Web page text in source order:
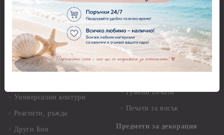
Бои за стъкло, керамика и
стирофом
Бои за коприна и текстил
Бои за свещи Cadence
Универсални контури
Реагенти, ръжда
Други Бои
Копчета
Печати
Акрилни блокчета и
ръкохватки
Гумени печати
Печати за восък
Предмети за декорация